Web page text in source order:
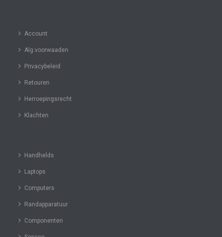
Account
Alg.voorwaaden
Privacybeleid
Retouren
Herroepingsrecht
Klachten
Handhelds
Laptops
Computers
Randapparatuur
Componenten